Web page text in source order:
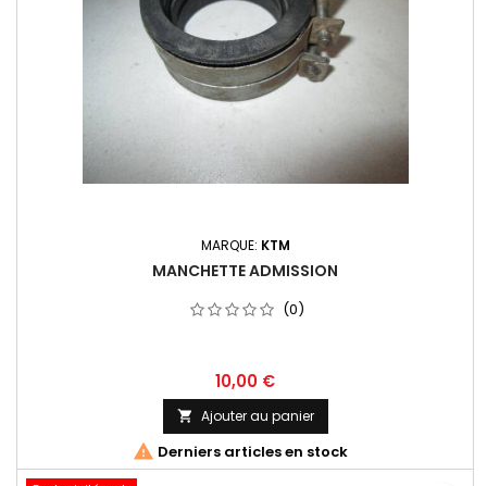
MARQUE: KTM
MANCHETTE ADMISSION
(0)
10,00 €
 Ajouter au panier
 Derniers articles en stock